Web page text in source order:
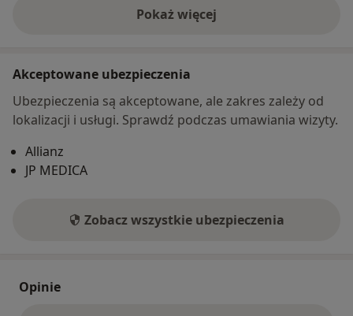
Pokaż więcej
o adresie
Akceptowane ubezpieczenia
Ubezpieczenia są akceptowane, ale zakres zależy od
lokalizacji i usługi. Sprawdź podczas umawiania wizyty.
Allianz
JP MEDICA
Zobacz wszystkie ubezpieczenia
Opinie